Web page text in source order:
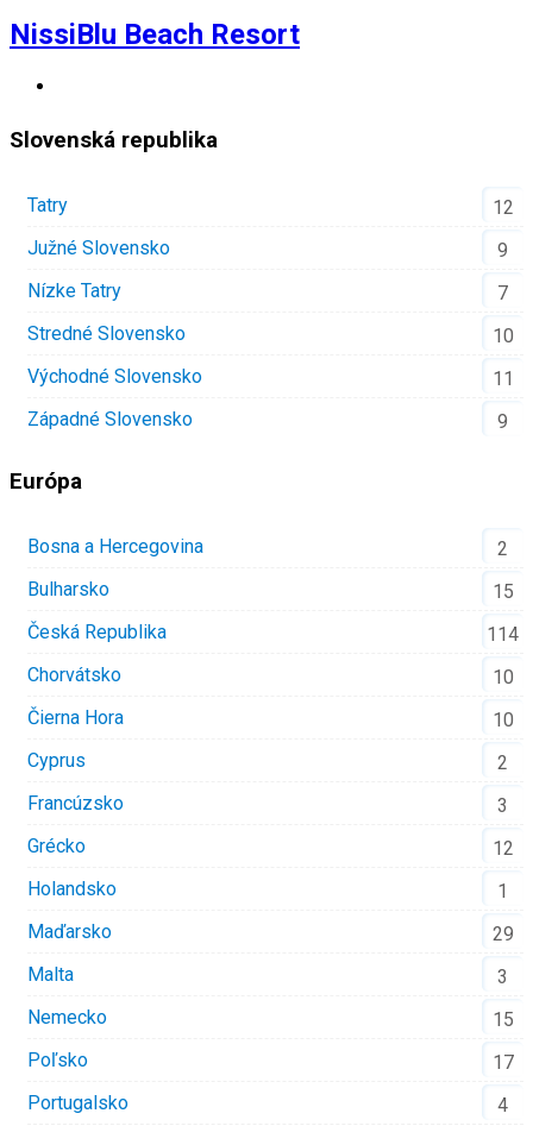
NissiBlu Beach Resort
Slovenská republika
Tatry
12
Južné Slovensko
9
Nízke Tatry
7
Stredné Slovensko
10
Východné Slovensko
11
Západné Slovensko
9
Európa
Bosna a Hercegovina
2
Bulharsko
15
Česká Republika
114
Chorvátsko
10
Čierna Hora
10
Cyprus
2
Francúzsko
3
Grécko
12
Holandsko
1
Maďarsko
29
Malta
3
Nemecko
15
Poľsko
17
Portugalsko
4